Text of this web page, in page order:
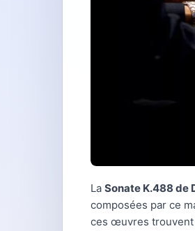
La Sonate K.488 de
composées par ce
ces œuvres trouvent